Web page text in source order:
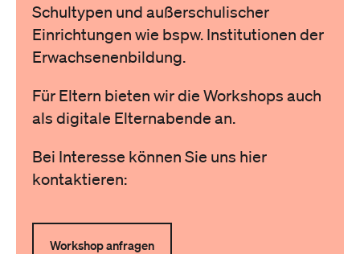
Schultypen und außerschulischer
Einrichtungen wie bspw. Institutionen der
Erwachsenenbildung.
Für Eltern bieten wir die Workshops auch
als digitale Elternabende an.
Bei Interesse können Sie uns hier
kontaktieren:
Workshop anfragen